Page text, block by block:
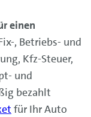
einen
, Betriebs- und
Kfz-Steuer,
und
bezahlt
für Ihr Auto